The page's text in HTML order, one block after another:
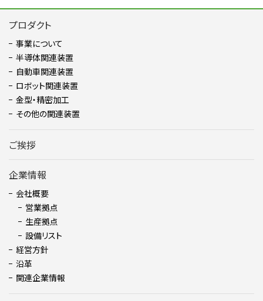
プロダクト
事業について
半導体関連装置
自動車関連装置
ロボット関連装置
金型・精密加⼯
その他の関連装置
ご挨拶
企業情報
会社概要
営業拠点
生産拠点
設備リスト
経営方針
沿革
関連企業情報